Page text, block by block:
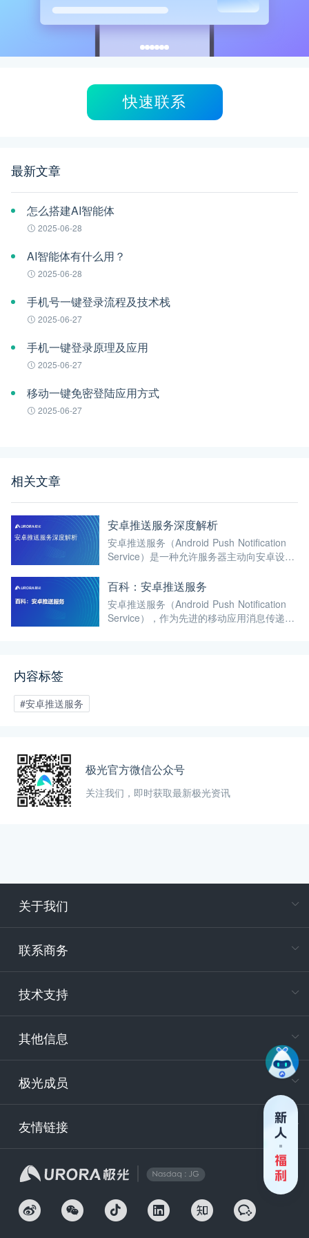
快速联系
最新文章
怎么搭建AI智能体
2025-06-28
AI智能体有什么用？
2025-06-28
手机号一键登录流程及技术栈
2025-06-27
手机一键登录原理及应用
2025-06-27
移动一键免密登陆应用方式
2025-06-27
相关文章
安卓推送服务深度解析
安卓推送服务（Android Push Notification
Service）是一种允许服务器主动向安卓设备
据的技术场景。极光推送（JPush）是面向
普通开发者开放的第三方消息推送服务。
百科：安卓推送服务
安卓推送服务（Android Push Notification
Service），作为先进的移动应用消息传递机
内容标签
#安卓推送服务
极光官方微信公众号
关注我们，即时获取最新极光资讯
关于我们
联系商务
技术支持
其他信息
极光成员
友情链接
电
400-
技
安
企